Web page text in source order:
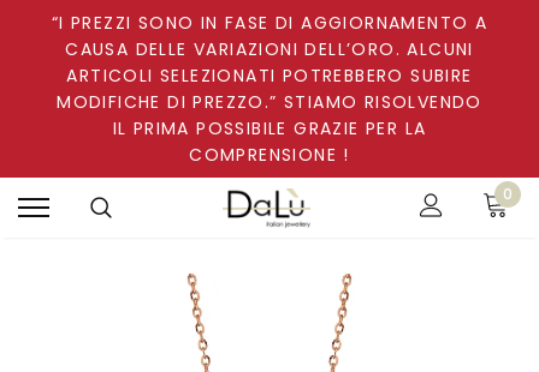
“I PREZZI SONO IN FASE DI AGGIORNAMENTO A
CAUSA DELLE VARIAZIONI DELL’ORO. ALCUNI
ARTICOLI SELEZIONATI POTREBBERO SUBIRE
MODIFICHE DI PREZZO.” STIAMO RISOLVENDO
IL PRIMA POSSIBILE GRAZIE PER LA
COMPRENSIONE !
0